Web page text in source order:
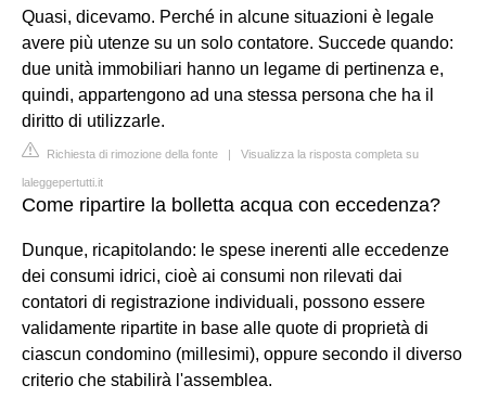
Quasi, dicevamo. Perché in alcune situazioni è legale
avere più utenze su un solo contatore. Succede quando:
due unità immobiliari hanno un legame di pertinenza e,
quindi, appartengono ad una stessa persona che ha il
diritto di utilizzarle.
Richiesta di rimozione della fonte | Visualizza la risposta completa su
laleggepertutti.it
Come ripartire la bolletta acqua con eccedenza?
Dunque, ricapitolando: le spese inerenti alle eccedenze
dei consumi idrici, cioè ai consumi non rilevati dai
contatori di registrazione individuali, possono essere
validamente ripartite in base alle quote di proprietà di
ciascun condomino (millesimi), oppure secondo il diverso
criterio che stabilirà l'assemblea.